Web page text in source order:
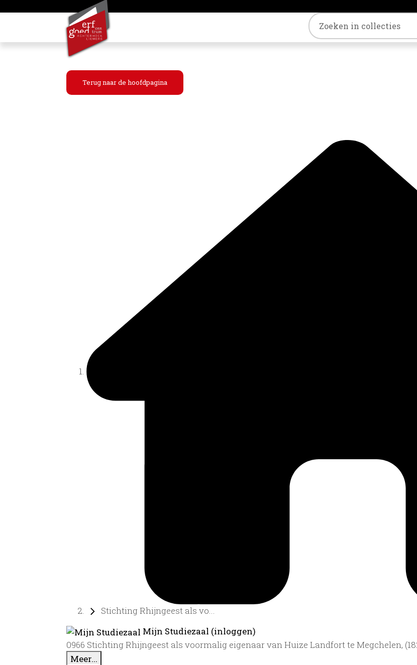
Trefwoord
Terug naar de hoofdpagina
Stichting Rhijngeest als vo...
Mijn Studiezaal (inloggen)
0966 Stichting Rhijngeest als voormalig eigenaar van Huize Landfort te Megchelen,
Meer...